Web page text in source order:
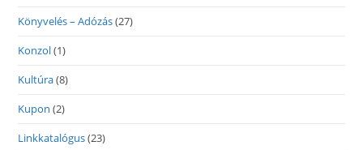
Könyvelés – Adózás(27)
Konzol(1)
Kultúra(8)
Kupon (2)
Linkkatalógus(23)